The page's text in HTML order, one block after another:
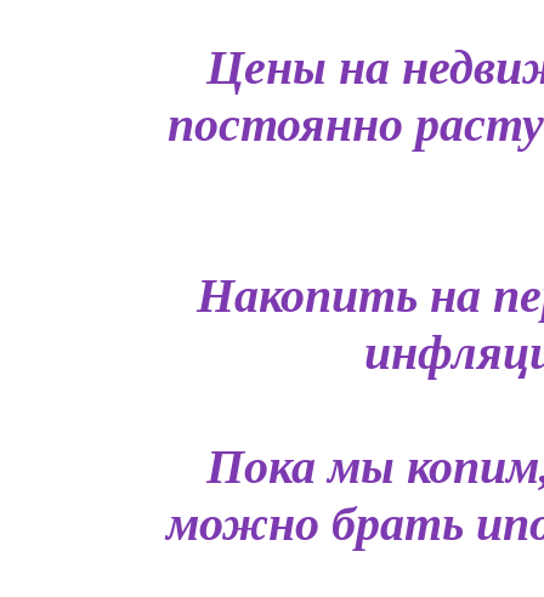
Цены на
постоянно
Накопить на
Пока мы
можно брать